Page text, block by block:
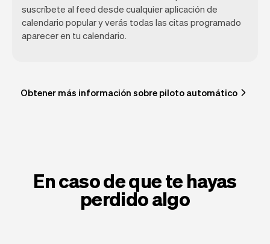
suscríbete al feed desde cualquier aplicación de
calendario popular y verás todas las citas programado
aparecer en tu calendario.
Obtener más información sobre piloto automático
En caso de que te hayas
perdido algo